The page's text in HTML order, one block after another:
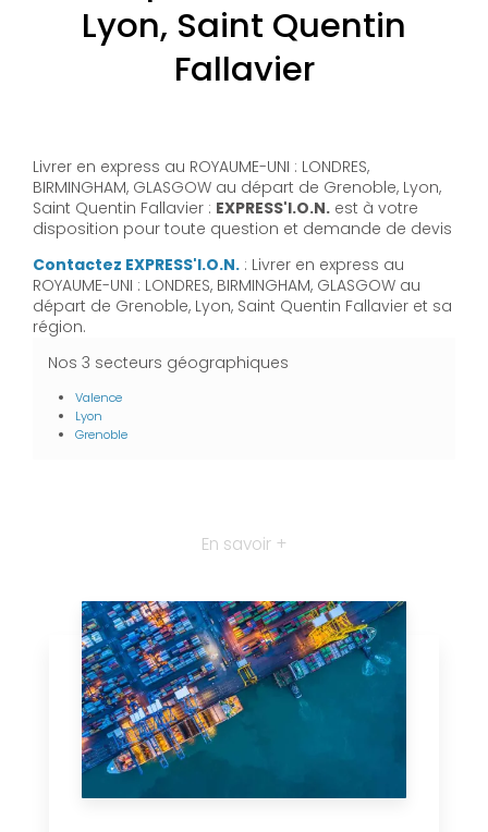
Lyon, Saint Quentin
Fallavier
Livrer en express au ROYAUME-UNI : LONDRES,
BIRMINGHAM, GLASGOW au départ de Grenoble, Lyon,
Saint Quentin Fallavier : EXPRESS'I.O.N. est à votre
disposition pour toute question et demande de devis
Contactez EXPRESS'I.O.N. : Livrer en express au
ROYAUME-UNI : LONDRES, BIRMINGHAM, GLASGOW au
départ de Grenoble, Lyon, Saint Quentin Fallavier et sa
région.
Nos 3 secteurs géographiques
Valence
Lyon
Grenoble
En savoir +